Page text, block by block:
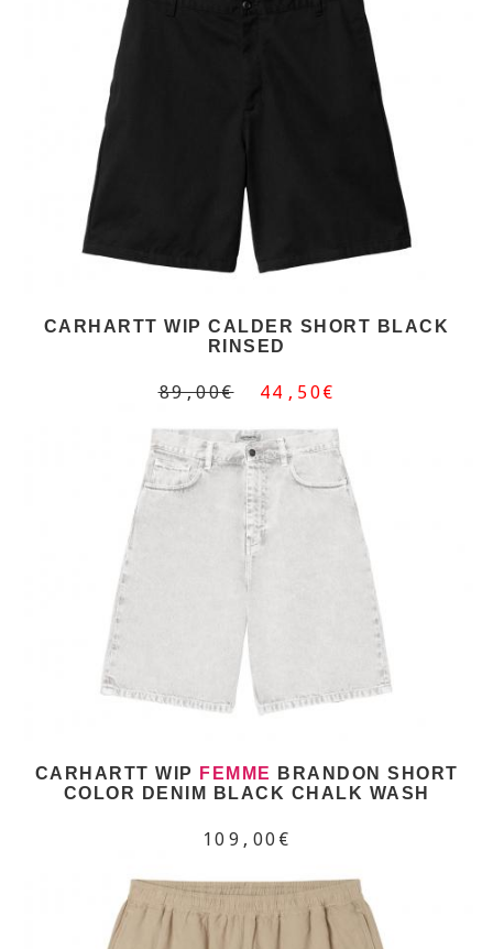
CARHARTT WIP CALDER SHORT BLACK
RINSED
89,00€ 44,50€
CARHARTT WIP FEMME
BRANDON SHORT
COLOR DENIM BLACK CHALK WASH
109,00€